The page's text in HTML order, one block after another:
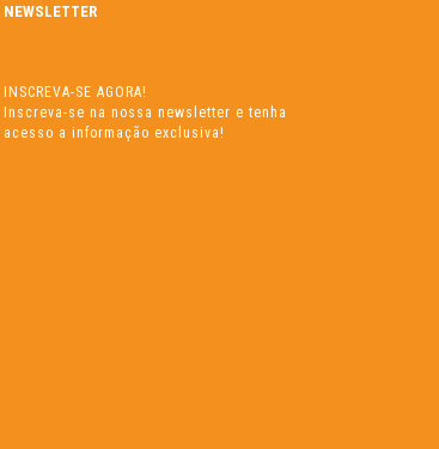
NEWSLETTER
INSCREVA-SE AGORA!
Inscreva-se na nossa newsletter e tenha
acesso a informação exclusiva!